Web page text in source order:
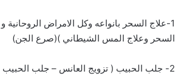
1-علاج السحر بانواعه وكل الامراض الروحانية
السحر وعلاج المس الشيطاني )(صرع الجن)
2- جلب الحبيب ( تزويج العانس – جلب الحبيب